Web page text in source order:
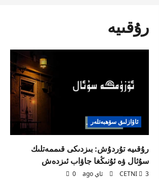
رۇقىيە
ئاۋازلىق سۆھبەتلەر
رۇقىيە تۇردۇش: بىزدىكى قىممەتلىك
سۇئال ۋە ئۇنىڭغا جاۋاب ئىزدەش
CETNI 3 ئاي ago 0